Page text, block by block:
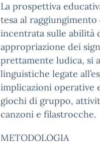
La prospettiva
tesa al
incentrata sulle abilità
appropriazione dei
prettamente ludica, si
linguistiche legate
implicazioni operative
giochi di gruppo,
canzoni e filastrocche.
METODOLOGIA